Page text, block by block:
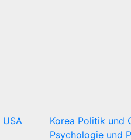
USA Korea Politik und
Psychologie und